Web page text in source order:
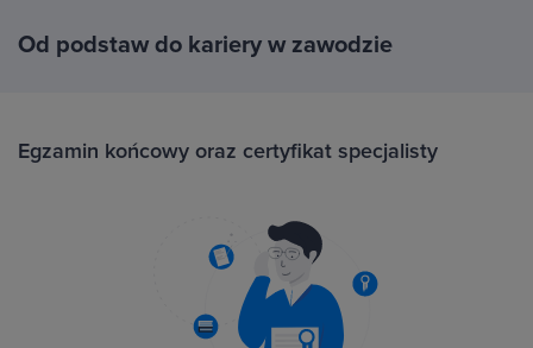
Od podstaw do kariery w zawodzie
Egzamin końcowy oraz certyfikat specjalisty